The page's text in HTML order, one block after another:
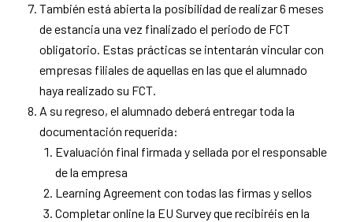
También está abierta la posibilidad de realizar 6 meses
de estancia una vez finalizado el periodo de FCT
obligatorio. Estas prácticas se intentarán vincular con
empresas filiales de aquellas en las que el alumnado
haya realizado su FCT.
A su regreso, el alumnado deberá entregar toda la
documentación requerida:
Evaluación final firmada y sellada por el responsable
de la empresa
Learning Agreement con todas las firmas y sellos
Completar online la EU Survey que recibiréis en la